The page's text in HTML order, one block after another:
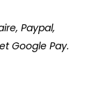
Paypal,
Google Pay.